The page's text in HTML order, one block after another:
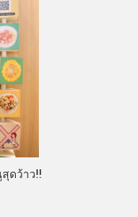
สุดว้าว!!